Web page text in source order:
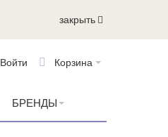
закрыть
Корзина
Войти
БРЕНДЫ